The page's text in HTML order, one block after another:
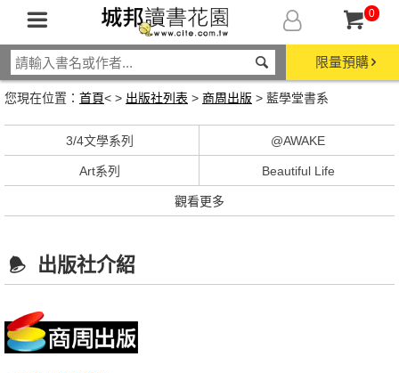
0
限量預購
您現在位置： 首頁< > 出版社列表 > 商周出版 > 藍學堂書系
3/4文學系列 @AWAKE
Art系列 Beautiful Life
觀看更多
出版社介紹